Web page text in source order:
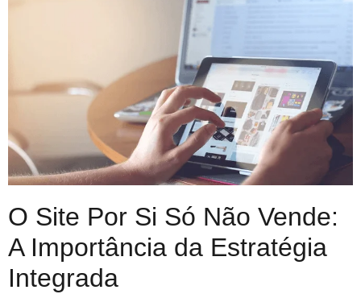
O Site Por Si Só Não Vende:
A Importância da Estratégia
Integrada